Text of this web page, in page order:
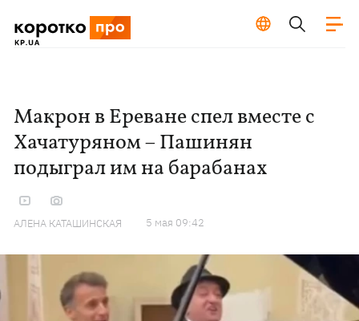
Макрон в Ереване спел вместе с
Хачатуряном – Пашинян
подыграл им на барабанах
АЛЕНА КАТАШИНСКАЯ 5 мая 09:42